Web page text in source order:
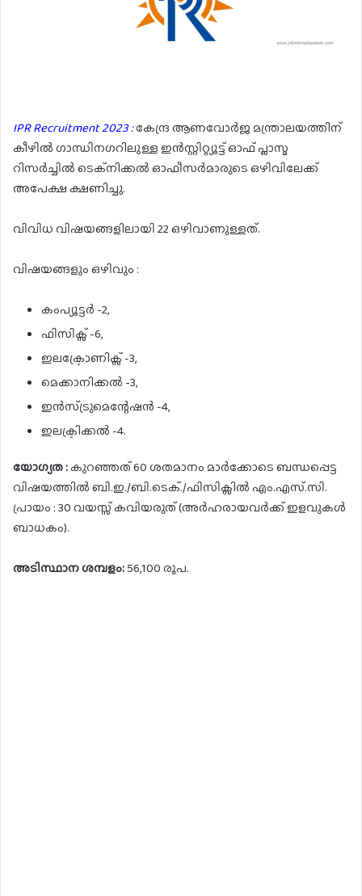
IPR Recruitment 2023 :കേന്ദ്ര ആണവോർജ മന്ത്രാലയത്തിന്
കീഴിൽ ഗാന്ധിനഗറിലുള്ള ഇൻസ്റ്റിറ്റ്യൂട്ട് ഓഫ് പ്ലാസ്മ
റിസർച്ചിൽ ടെക്നിക്കൽ ഓഫീസർമാരുടെ ഒഴിവിലേക്ക്
അപേക്ഷ ക്ഷണിച്ചു.
വിവിധ വിഷയങ്ങളിലായി 22 ഒഴിവാണുള്ളത്.
വിഷയങ്ങളും ഒഴിവും :
കംപ്യൂട്ടർ -2,
ഫിസിക്സ് -6,
ഇലക്ട്രോണിക്സ് -3,
മെക്കാനിക്കൽ -3,
ഇൻസ്ട്രുമെന്റേഷൻ -4,
ഇലക്ട്രിക്കൽ -4.
യോഗ്യത :കുറഞ്ഞത് 60 ശതമാനം മാർക്കോടെ ബന്ധപ്പെട്ട
വിഷയത്തിൽ ബി.ഇ./ബി.ടെക്./ഫിസിക്സിൽ എം.എസ്.സി.
പ്രായം : 30 വയസ്സ് കവിയരുത് (അർഹരായവർക്ക് ഇളവുകൾ
ബാധകം).
അടിസ്ഥാന ശമ്പളം:56,100 രൂപ.